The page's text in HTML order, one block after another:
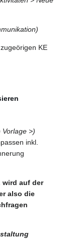
KE
Vorlage >)
inkl.
wird auf der
also die